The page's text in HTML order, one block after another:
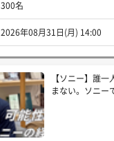
300名
2026年08月31日(月) 14:00
【ソニー】誰
まない。ソニー